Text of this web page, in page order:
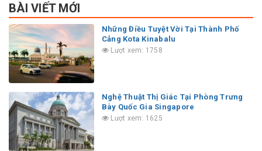
BÀI VIẾT MỚI
Những Điều Tuyệt Vời Tại Thành Phố
Cảng Kota Kinabalu
Lượt xem: 1758
Nghệ Thuật Thị Giác Tại Phòng Trưng
Bày Quốc Gia Singapore
Lượt xem: 1625